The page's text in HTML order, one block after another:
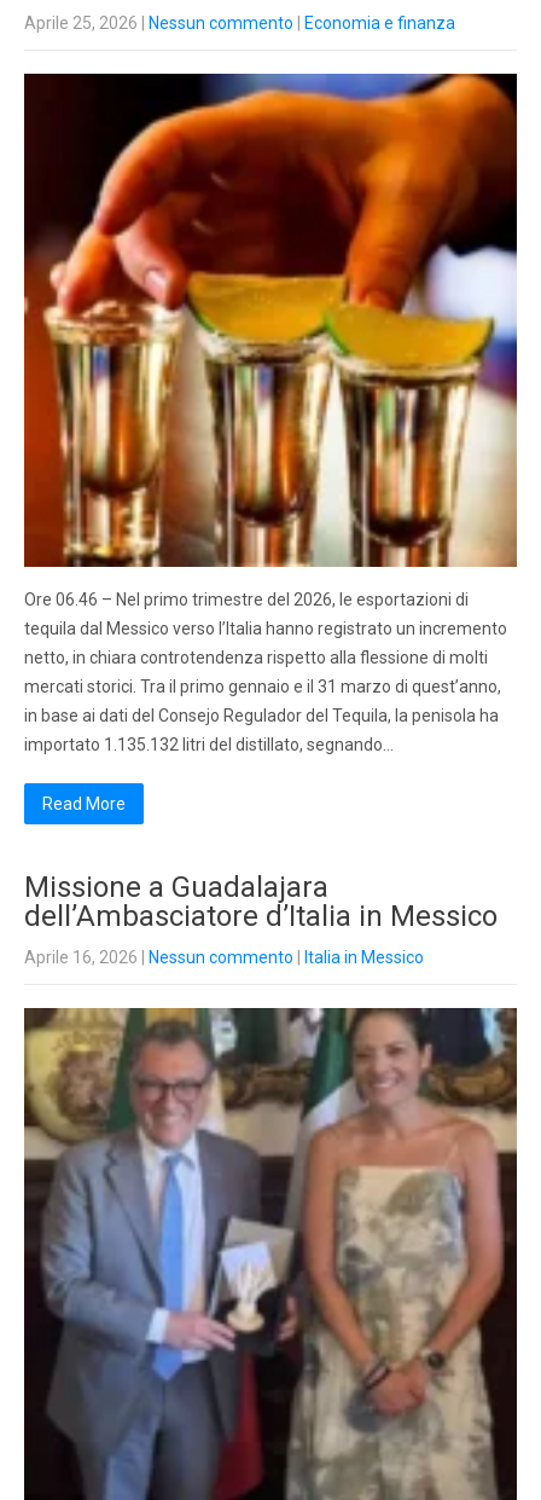
Aprile 25, 2026 Nessun commento Economia e finanza
Ore 06.46 – Nel primo trimestre del 2026, le esportazioni di
tequila dal Messico verso l’Italia hanno registrato un incremento
netto, in chiara controtendenza rispetto alla flessione di molti
mercati storici. Tra il primo gennaio e il 31 marzo di quest’anno,
in base ai dati del Consejo Regulador del Tequila, la penisola ha
importato 1.135.132 litri del distillato, segnando…
Read More
Missione a Guadalajara
dell’Ambasciatore d’Italia in Messico
Aprile 16, 2026 Nessun commento Italia in Messico